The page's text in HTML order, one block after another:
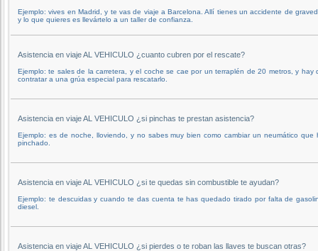
Ejemplo: vives en Madrid, y te vas de viaje a Barcelona. Allí tienes un accidente de
y lo que quieres es llevártelo a un taller de confianza.
Asistencia en viaje AL VEHICULO ¿cuanto cubren por el rescate?
Ejemplo: te sales de la carretera, y el coche se cae por un terraplén de 20 metros, y hay
contratar a una grúa especial para rescatarlo.
Asistencia en viaje AL VEHICULO ¿si pinchas te prestan asistencia?
Ejemplo: es de noche, lloviendo, y no sabes muy bien como cambiar un neumático que
pinchado.
Asistencia en viaje AL VEHICULO ¿si te quedas sin combustible te ayudan?
Ejemplo: te descuidas y cuando te das cuenta te has quedado tirado por falta de
diesel.
Asistencia en viaje AL VEHICULO ¿si pierdes o te roban las llaves te buscan otras?